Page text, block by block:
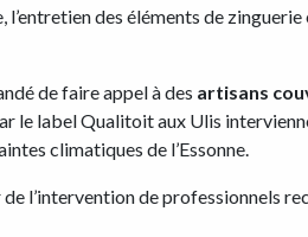
des éléments de
de faire appel à des artisans
le label Qualitoit aux Ulis
climatiques de l’Essonne.
de l’intervention de professionnels